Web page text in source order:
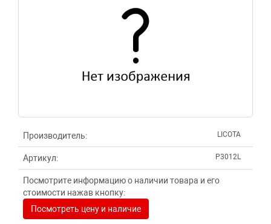
Производитель: LICOTA
Артикул: P3012L
Посмотрите информацию о наличии товара и его
стоимости нажав кнопку:
Посмотреть цену и наличие